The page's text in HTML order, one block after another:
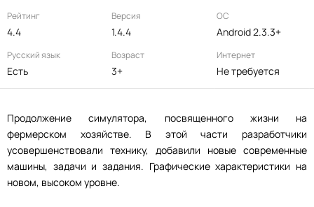
Рейтинг
4.4
Версия
1.4.4
ОС
Android 2.3.3+
Русский язык
Есть
Возраст
3+
Интернет
Не требуется
Продолжение симулятора, посвященного жизни на
фермерском хозяйстве. В этой части разработчики
усовершенствовали технику, добавили новые современные
машины, задачи и задания. Графические характеристики на
новом, высоком уровне.